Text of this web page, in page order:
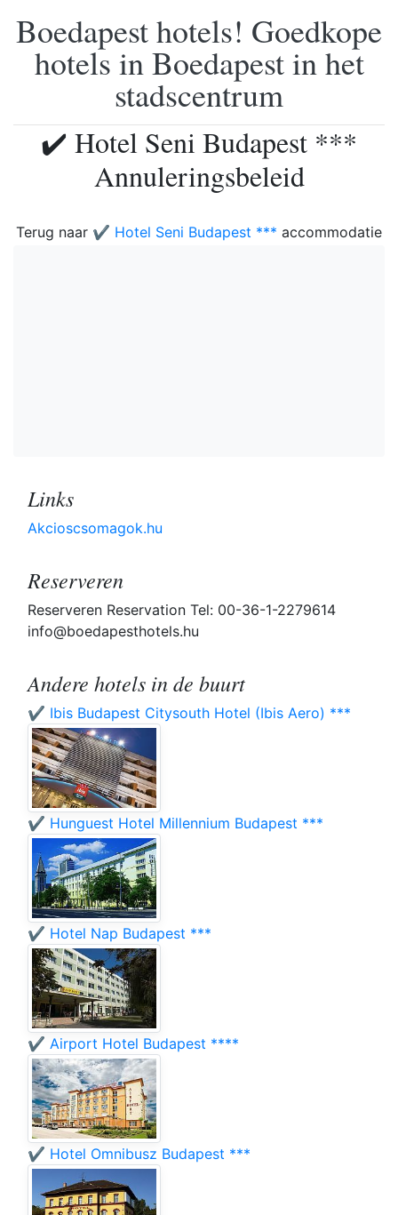
Boedapest hotels! Goedkope
hotels in Boedapest in het
stadscentrum
✔️ Hotel Seni Budapest ***
Annuleringsbeleid
Terug naar ✔️ Hotel Seni Budapest *** accommodatie
Links
Akcioscsomagok.hu
Reserveren
Reserveren Reservation Tel: 00-36-1-2279614
info@boedapesthotels.hu
Andere hotels in de buurt
✔️ Ibis Budapest Citysouth Hotel (Ibis Aero) ***
✔️ Hunguest Hotel Millennium Budapest ***
✔️ Hotel Nap Budapest ***
✔️ Airport Hotel Budapest ****
✔️ Hotel Omnibusz Budapest ***